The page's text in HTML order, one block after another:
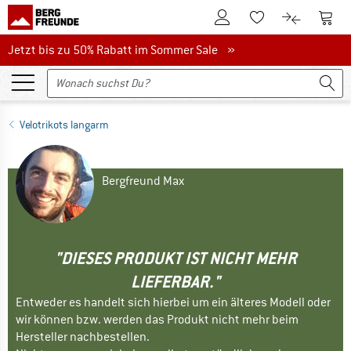
Zum KundenkontoZum Merkzettel.
Zum Zum
Jetzt bis zu 50% Rabatt im Sommer Sale
Jetzt bis zu 50% Rabatt im Sommer Sale »
Velotrikots langarm
Bergfreund Max
"DIESES PRODUKT IST NICHT MEHR
LIEFERBAR."
Entweder es handelt sich hierbei um ein älteres Modell oder
wir können bzw. werden das Produkt nicht mehr beim
Hersteller nachbestellen.